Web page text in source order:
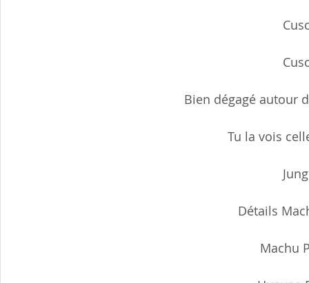
Bien dégagé autour
Tu la vois
Détails
Machu